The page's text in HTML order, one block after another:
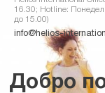
16.30; Hotline:
до 15.00)
info@helios-
Добро